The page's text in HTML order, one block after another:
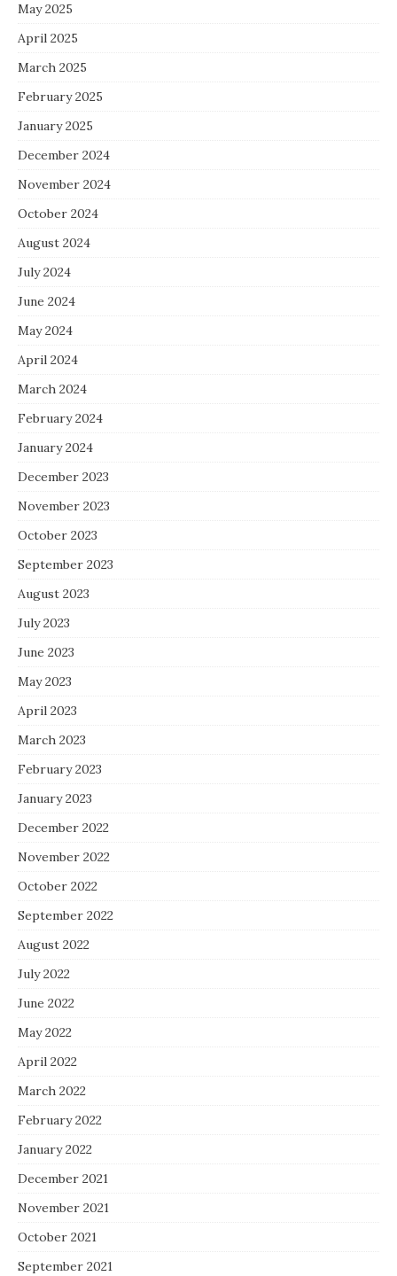
May 2025
April 2025
March 2025
February 2025
January 2025
December 2024
November 2024
October 2024
August 2024
July 2024
June 2024
May 2024
April 2024
March 2024
February 2024
January 2024
December 2023
November 2023
October 2023
September 2023
August 2023
July 2023
June 2023
May 2023
April 2023
March 2023
February 2023
January 2023
December 2022
November 2022
October 2022
September 2022
August 2022
July 2022
June 2022
May 2022
April 2022
March 2022
February 2022
January 2022
December 2021
November 2021
October 2021
September 2021